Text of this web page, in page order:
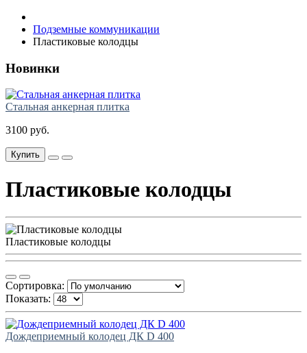
Подземные коммуникации
Пластиковые колодцы
Новинки
Стальная анкерная плитка
3100 руб.
Купить
Пластиковые колодцы
Пластиковые колодцы
Сортировка:
Показать:
Дождеприемный колодец ДК D 400